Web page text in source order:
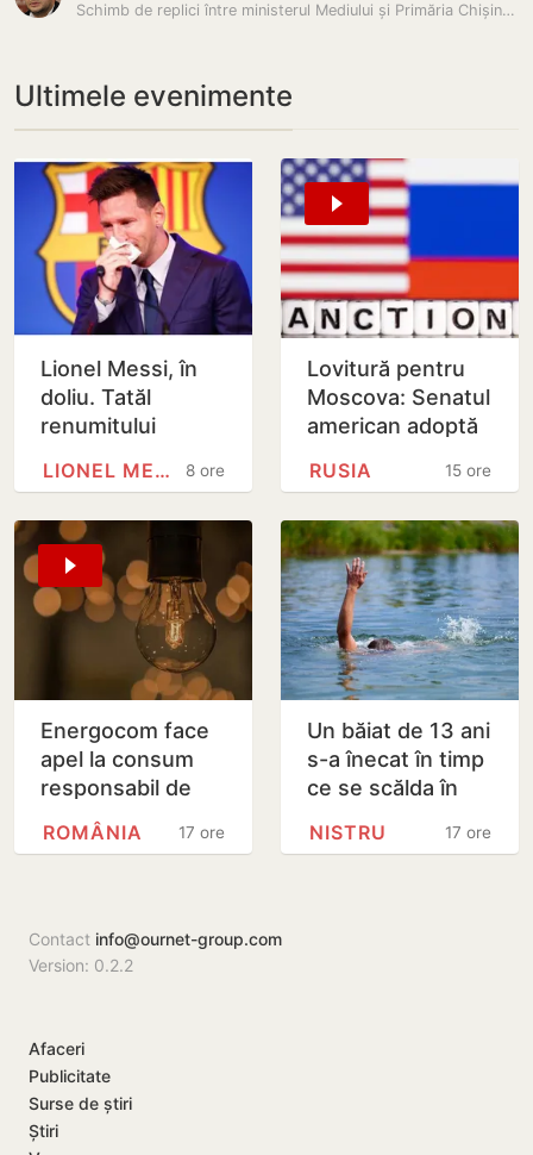
Schimb de replici între ministerul Mediului și Primăria Chișinău pe…
Ultimele evenimente
Lionel Messi, în
doliu. Tatăl
renumitului
decedat
8 ore
LIONEL MESSI
Lovitură pentru
Moscova: Senatul
american adoptă
împotriva Rusiei15 ore
RUSIA
Energocom face
apel la consum
responsabil de
energie în orele
de vârfe vârf
17 ore
ROMÂNIA
Un băiat de 13 ani
s-a înecat în timp
ce se scălda în
neautorizată din
17 ore
NISTRU
Contact info@ournet-group.com
Version: 0.2.2
Afaceri
Publicitate
Surse de știri
Știri